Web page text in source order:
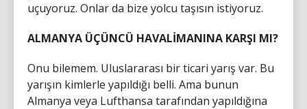
uçuyoruz. Onlar da bize yolcu taşısın istiyoruz.
ALMANYA ÜÇÜNCÜ HAVALİMANINA KARŞI MI?
Onu bilemem. Uluslararası bir ticari yarış var. Bu
yarışın kimlerle yapıldığı belli. Ama bunun
Almanya veya Lufthansa tarafından yapıldığına